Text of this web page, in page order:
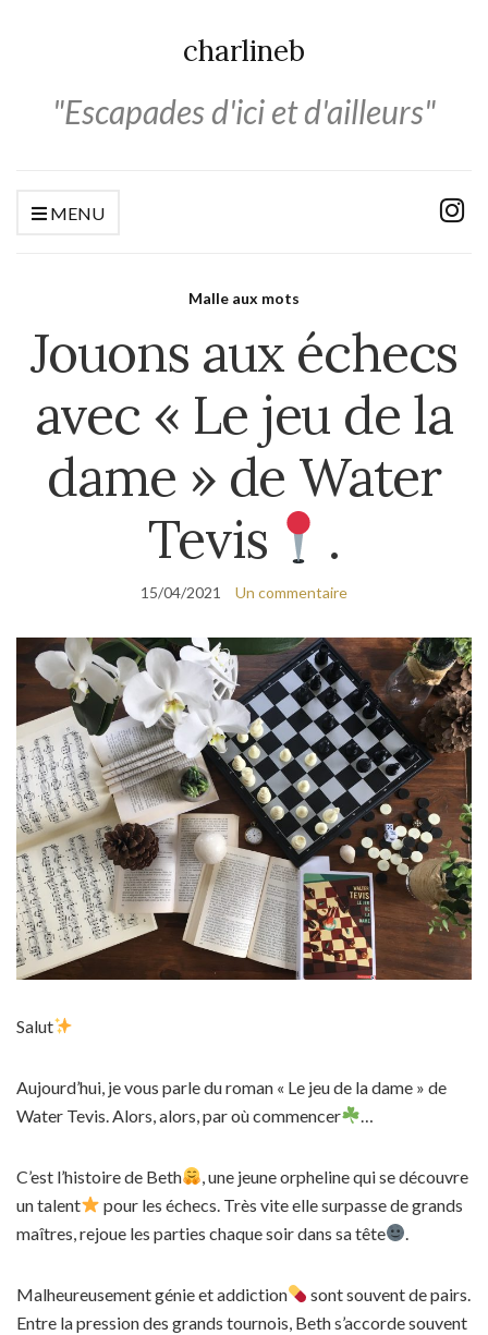
charlineb
"Escapades d'ici et d'ailleurs"
MENU
Malle aux mots
Jouons aux échecs
avec « Le jeu de la
dame » de Water
Tevis
.
15/04/2021 Un commentaire
Salut
Aujourd’hui, je vous parle du roman « Le jeu de la dame » de
Water Tevis. Alors, alors, par où commencer
C’est l’histoire de Beth
, une jeune orpheline qui se découvre
un talent
pour les échecs. Très vite elle surpasse de grands
maîtres, rejoue les parties chaque soir dans sa tête
Malheureusement génie et addiction
sont souvent de pairs.
Entre la pression des grands tournois, Beth s’accorde souvent